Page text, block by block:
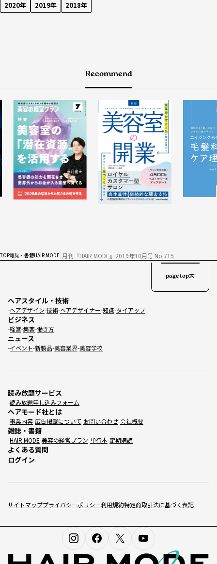
2020年
2019年 2018年
Recommend
TOP雑誌・書籍HAIR MODE 月刊『HAIR MODE』2019年10月号 No.715
サイトマッププライバシーポリシー利用規約特定商取引法に基づく表記
ヘアスタイル・技術
ヘアデザイン 技術 ヘアデザイナー 知識 タイアップ
ビジネス
経営 集客 働き方
ニュース
イベント 新製品 美容業界 美容学校
読み放題サービス
読み放題申し込みフォーム
ヘアモード社とは
事業内容 広告掲載について お問い合わせ 会社概要
雑誌・書籍
HAIR MODE 美容の経営プラン 単行本 定期購読
よくある質問
ログイン
page top